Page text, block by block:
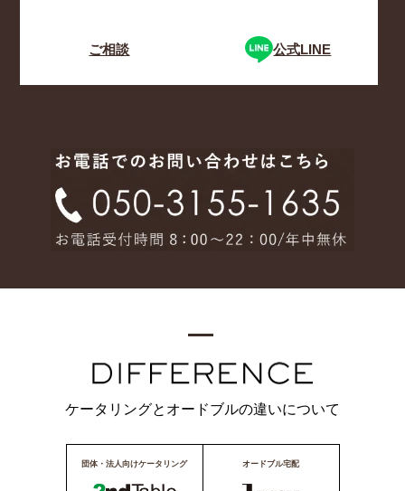
ご相談 公式LINE
ケータリングとオードブルの違いについて
団体・法人向けケータリング オードブル宅配